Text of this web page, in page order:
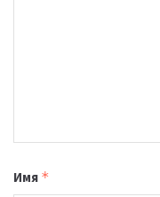
Имя *